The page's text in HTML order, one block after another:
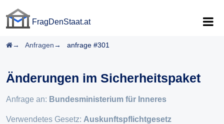
FragDenStaat.at
Startseite
Anfragen anfrage #301
Änderungen im Sicherheitspaket
Anfrage an: Bundesministerium für Inneres
Verwendetes Gesetz: Auskunftspflichtgesetz